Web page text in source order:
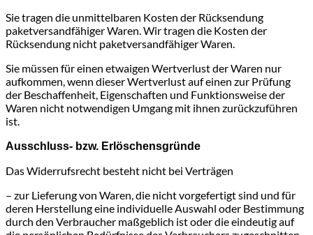
Sie tragen die unmittelbaren Kosten der Rücksendung
paketversandfähiger Waren. Wir tragen die Kosten der
Rücksendung nicht paketversandfähiger Waren.
Sie müssen für einen etwaigen Wertverlust der Waren nur
aufkommen, wenn dieser Wertverlust auf einen zur Prüfung
der Beschaffenheit, Eigenschaften und Funktionsweise der
Waren nicht notwendigen Umgang mit ihnen zurückzuführen
ist.
Ausschluss- bzw. Erlöschensgründe
Das Widerrufsrecht besteht nicht bei Verträgen
– zur Lieferung von Waren, die nicht vorgefertigt sind und für
deren Herstellung eine individuelle Auswahl oder Bestimmung
durch den Verbraucher maßgeblich ist oder die eindeutig auf